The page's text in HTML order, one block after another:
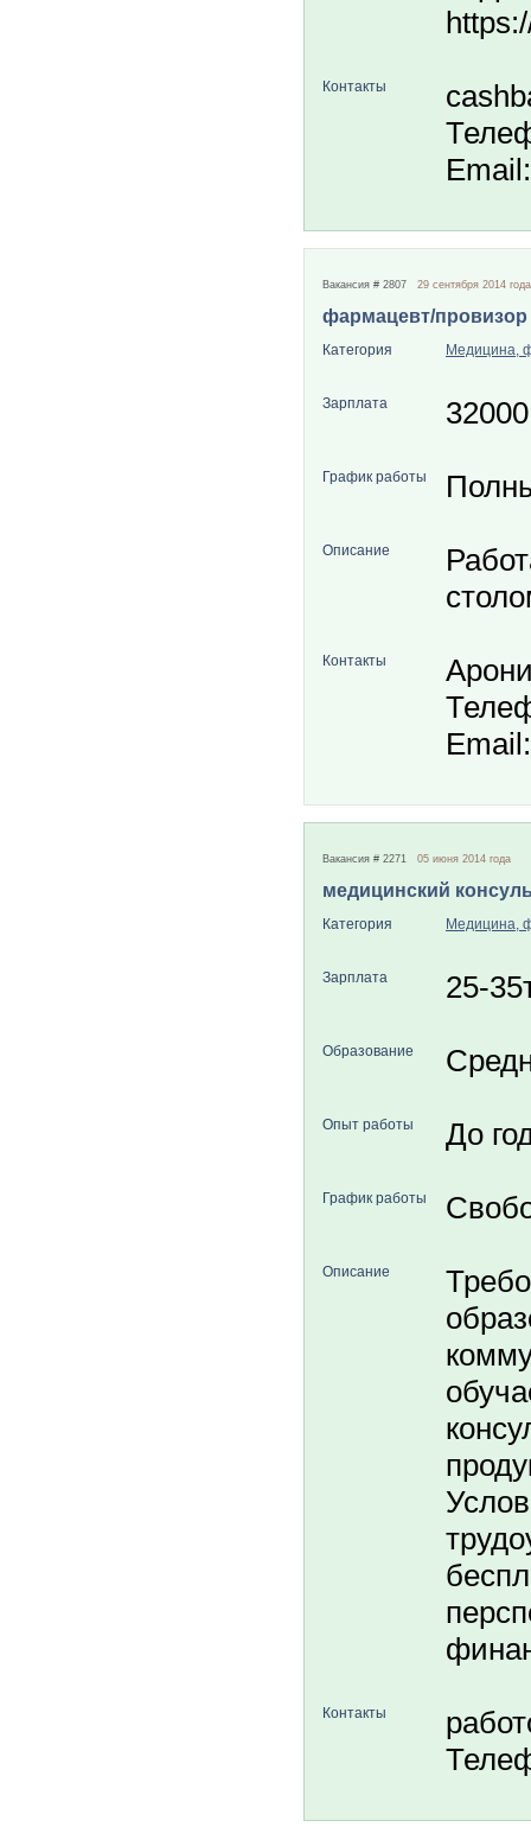
Контакты
Вакансия # 2807 29 сентября 2014 года
фармацевт/провизор
Категория Медицина,
Зарплата
График работы
Описание
Контакты
Вакансия # 2271 05 июня 2014 года
медицинский
Категория Медицина,
Зарплата 25-
Образование
Опыт работы До
График работы
Описание
Контакты